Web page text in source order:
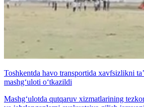
Toshkentda havo transportida xavfsizlikni
mashg‘uloti o‘tkazildi
Mashg‘ulotda qutqaruv xizmatlarining